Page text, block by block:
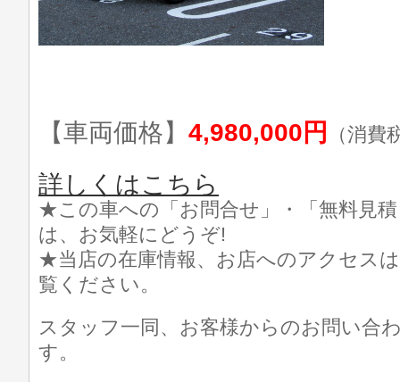
【車両価格】 4,980,000円 （消費
詳しくはこちら
★この車への「お問合せ」・「無料見
は、お気軽にどうぞ!
★当店の在庫情報、お店へのアクセス
覧ください。
スタッフ一同、お客様からのお問い合
す。